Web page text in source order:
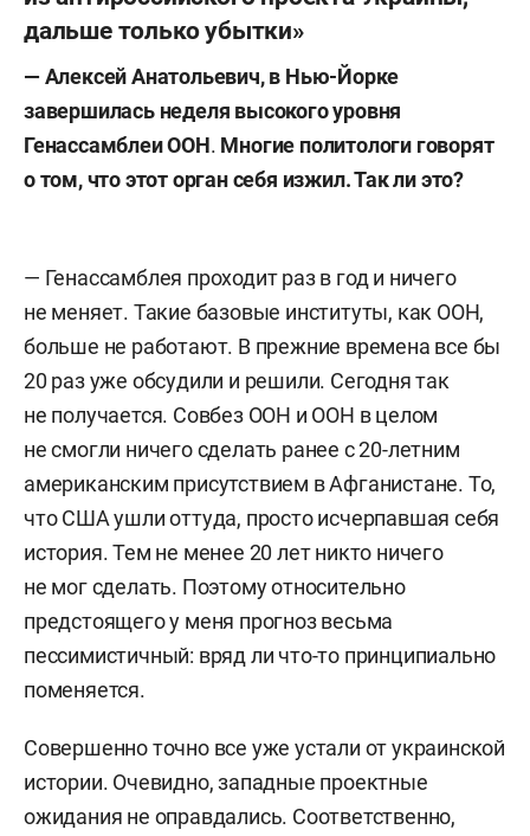
дальше только убытки»
— Алексей Анатольевич, в Нью-Йорке
завершилась неделя высокого уровня
Генассамблеи ООН. Многие политологи говорят
о том, что этот орган себя изжил. Так ли это?
— Генассамблея проходит раз в год и ничего
не меняет. Такие базовые институты, как ООН,
больше не работают. В прежние времена все бы
20 раз уже обсудили и решили. Сегодня так
не получается. Совбез ООН и ООН в целом
не смогли ничего сделать ранее с 20-летним
американским присутствием в Афганистане. То,
что США ушли оттуда, просто исчерпавшая себя
история. Тем не менее 20 лет никто ничего
не мог сделать. Поэтому относительно
предстоящего у меня прогноз весьма
пессимистичный: вряд ли что-то принципиально
поменяется.
Совершенно точно все уже устали от украинской
истории. Очевидно, западные проектные
ожидания не оправдались. Соответственно,